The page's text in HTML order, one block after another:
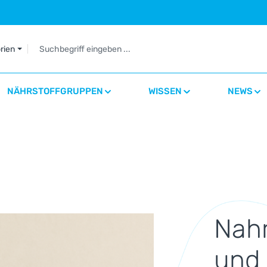
NÄHRSTOFFGRUPPEN WISSEN NEWS
und